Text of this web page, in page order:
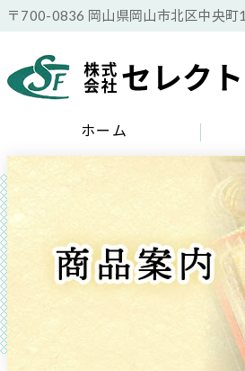
〒700-0836 岡山県岡山市北区中央町
ホーム